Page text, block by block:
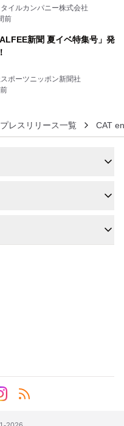
プでキュートなコレクショ
イルカンパニー株式会社
前
ALFEE新聞 夏イベ特集号」発
ポーツニッポン新聞社
レスリリース一覧 CAT